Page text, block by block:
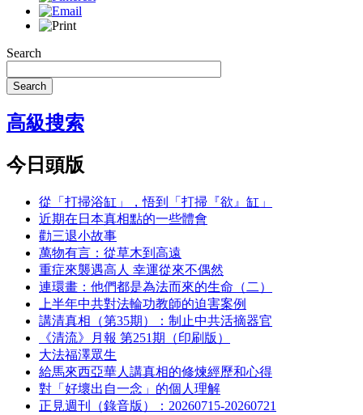
Search
Search
高級搜索
今日頭版
從「打掃浴缸」，悟到「打掃『欲』缸」
近期在日本真相點的一些體會
勸三退小故事
萬物有言：從草木到高遠
重症來襲遇高人 幸運從來不偶然
連環畫：他們都是為法而來的生命（二）
上半年中共對法輪功教師的迫害案例
講清真相（第35期）：制止中共活摘器官
《清流》月報 第251期（印刷版）
大法福澤眾生
給馬來西亞華人講真相的修煉經歷和心得
對「好壞出自一念」的個人理解
正見週刊（錄音版）：20260715-20260721